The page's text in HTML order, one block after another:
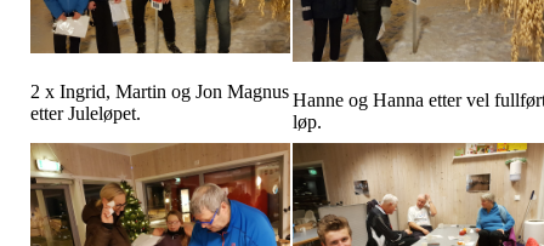
2 x Ingrid, Martin og Jon Magnus
etter Juleløpet.
Hanne og Hanna etter vel
løp.